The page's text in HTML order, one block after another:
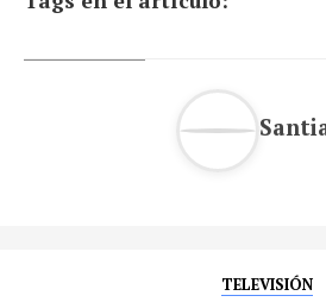
TELEVISIÓN